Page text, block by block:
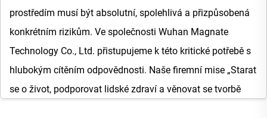
prostředím musí být absolutní, spolehlivá a přizpůsobená
konkrétním rizikům. Ve společnosti Wuhan Magnate
Technology Co., Ltd. přistupujeme k této kritické potřebě s
hlubokým cítěním odpovědnosti. Naše firemní mise „Starat
se o život, podporovat lidské zdraví a věnovat se tvorbě